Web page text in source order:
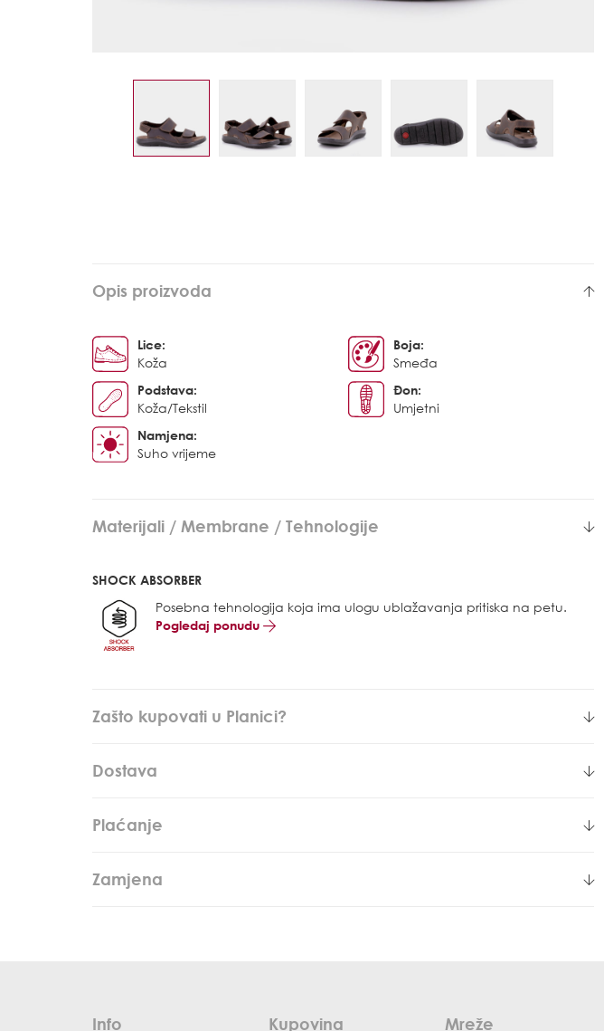
Opis proizvoda
Lice:
Koža
Boja:
Smeđa
Podstava:
Koža/Tekstil
Đon:
Umjetni
Namjena:
Suho vrijeme
Materijali / Membrane / Tehnologije
SHOCK ABSORBER
Posebna tehnologija koja ima ulogu ublažavanja pritiska na petu.
Pogledaj ponudu
Zašto kupovati u Planici?
Dostava
Plaćanje
Zamjena
Info Kupovina Mreže